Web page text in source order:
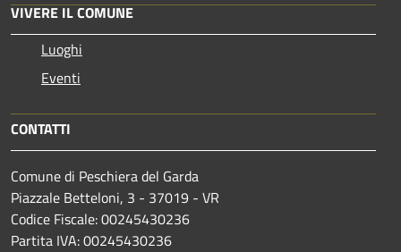
VIVERE IL COMUNE
Luoghi
Eventi
CONTATTI
Comune di Peschiera del Garda
Piazzale Betteloni, 3 - 37019 - VR
Codice Fiscale: 00245430236
Partita IVA: 00245430236